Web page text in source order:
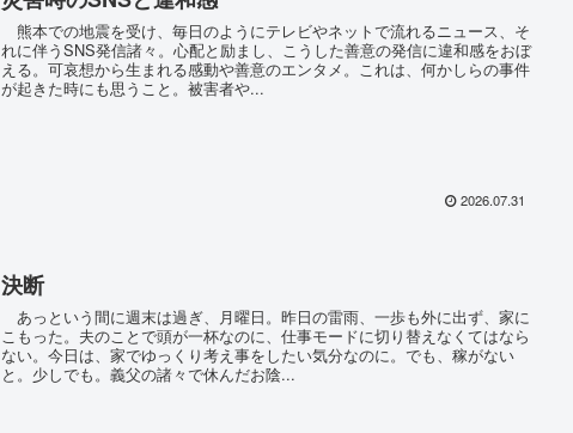
熊本での地震を受け、毎日のようにテレビやネットで流れるニュース、そ
れに伴うSNS発信諸々。心配と励まし、こうした善意の発信に違和感をおぼ
える。可哀想から生まれる感動や善意のエンタメ。これは、何かしらの事件
が起きた時にも思うこと。被害者や...
2026.07.31
決断
あっという間に週末は過ぎ、月曜日。昨日の雷雨、一歩も外に出ず、家に
こもった。夫のことで頭が一杯なのに、仕事モードに切り替えなくてはなら
ない。今日は、家でゆっくり考え事をしたい気分なのに。でも、稼がない
と。少しでも。義父の諸々で休んだお陰...